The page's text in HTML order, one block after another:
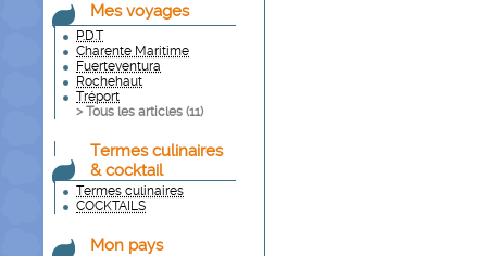
Mes voyages
P.D.T
Charente Maritime
Fuerteventura
Rochehaut
Tréport
> Tous les articles (11)
Termes culinaires
& cocktail
Termes culinaires
COCKTAILS
Mon pays